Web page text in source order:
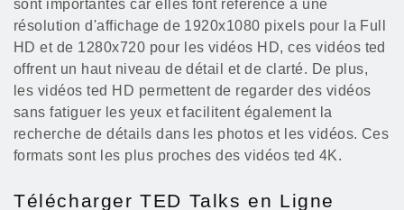
sont importantes car elles font référence à une
résolution d'affichage de 1920x1080 pixels pour la Full
HD et de 1280x720 pour les vidéos HD, ces vidéos ted
offrent un haut niveau de détail et de clarté. De plus,
les vidéos ted HD permettent de regarder des vidéos
sans fatiguer les yeux et facilitent également la
recherche de détails dans les photos et les vidéos. Ces
formats sont les plus proches des vidéos ted 4K.
Télécharger TED Talks en Ligne